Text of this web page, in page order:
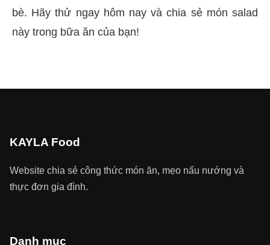
bè. Hãy thử ngay hôm nay và chia sẻ món salad
này trong bữa ăn của bạn!
KAYLA Food
Website chia sẻ công thức món ăn, mẹo nấu nướng và
thực đơn gia đình.
Danh mục